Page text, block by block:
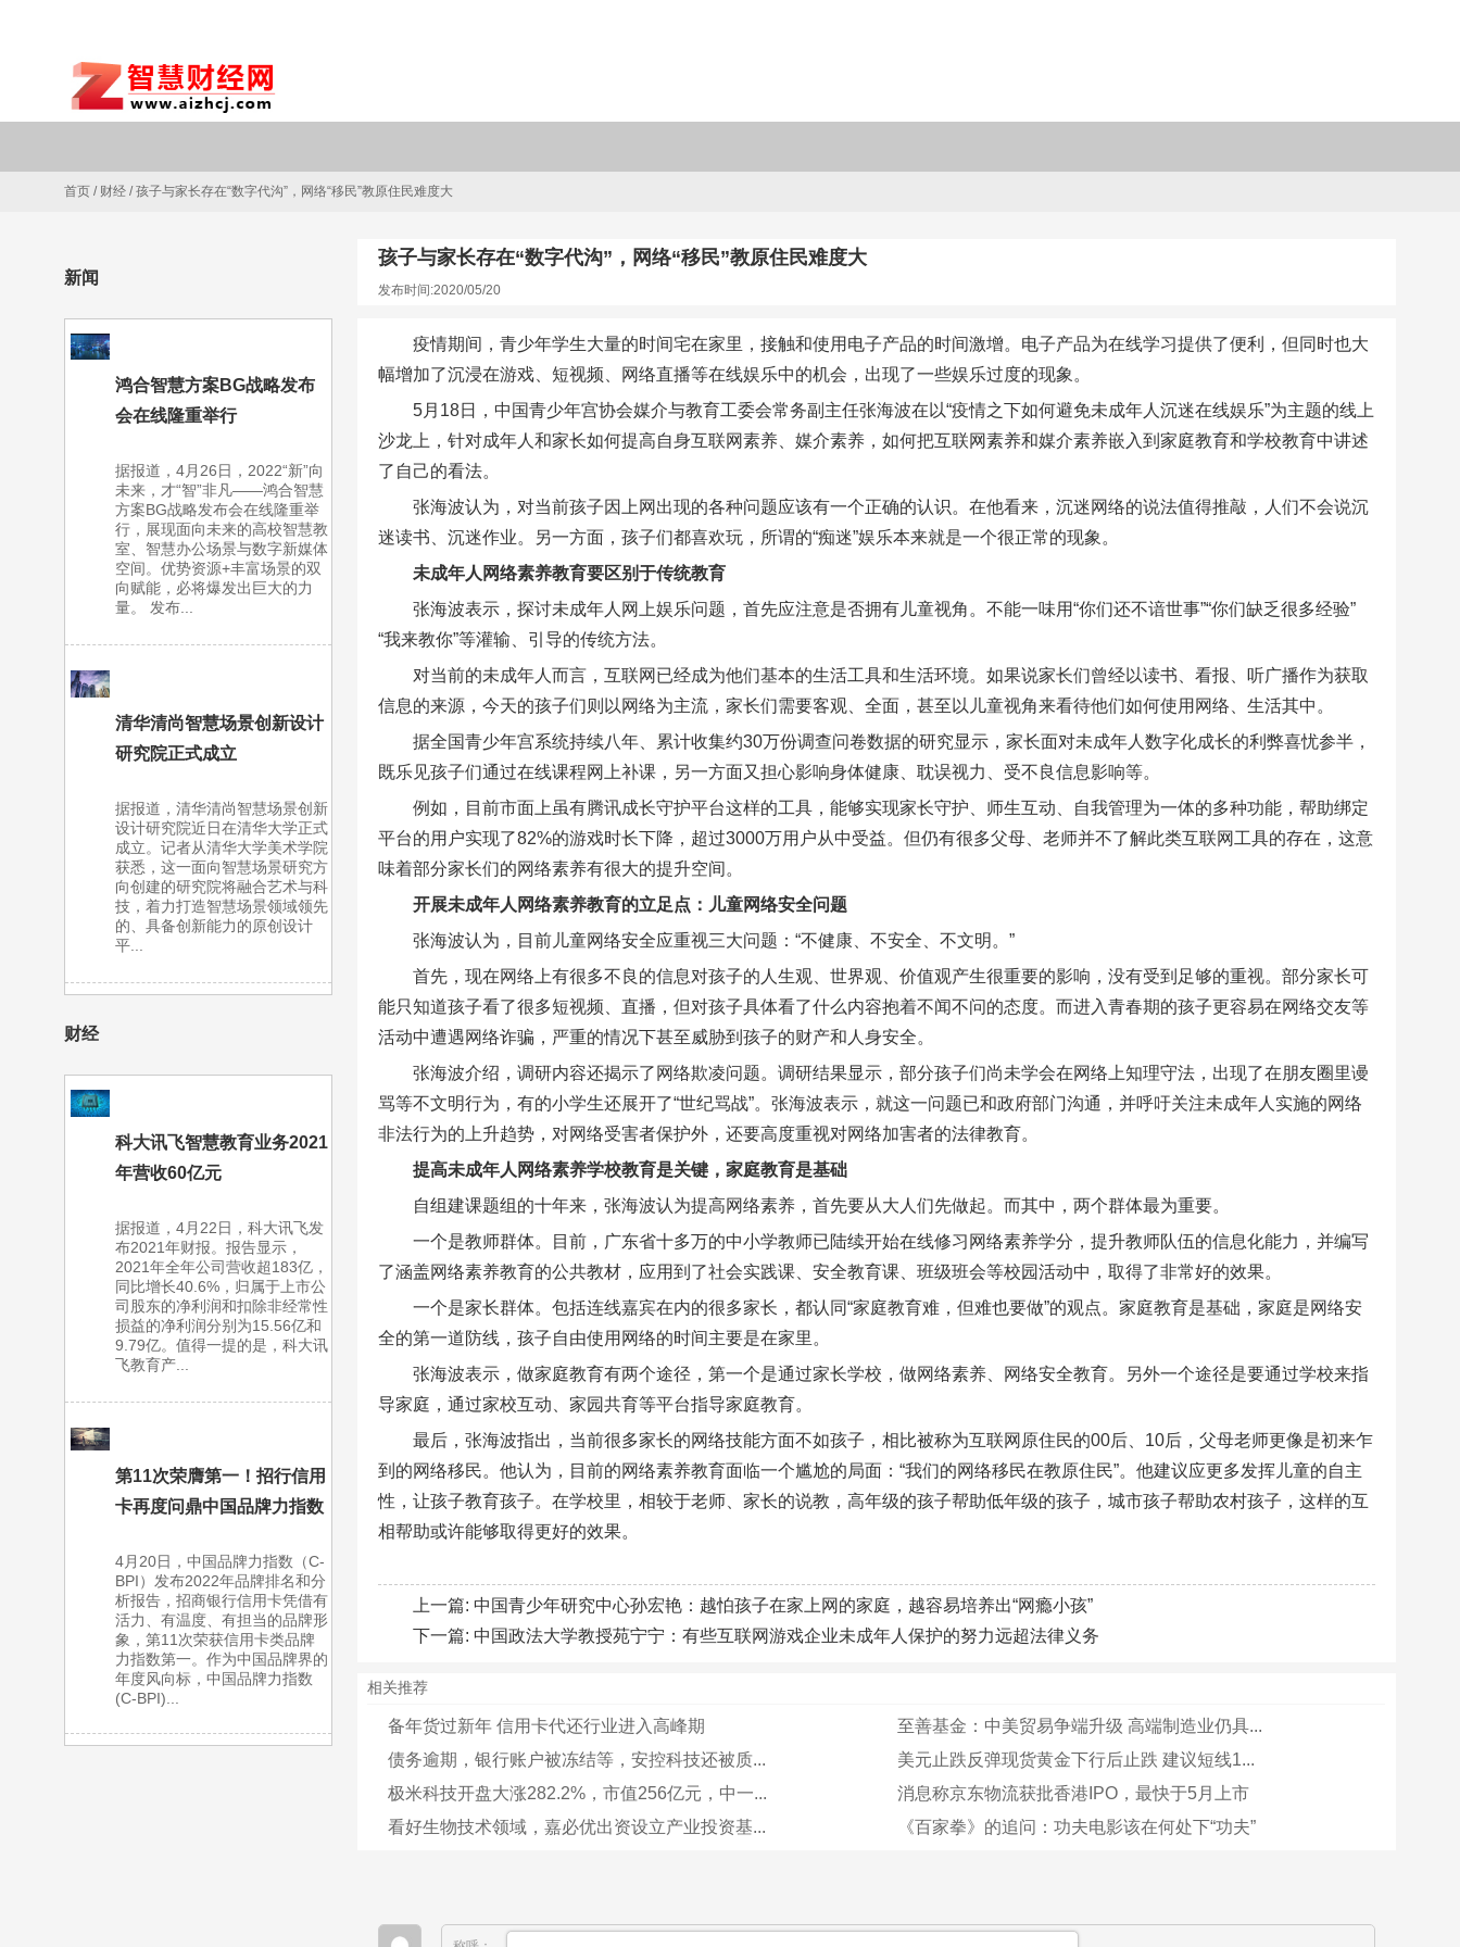
首页 / 财经 /孩子与家长存在“数字代沟”，网络“移民”教原住民难度大
新闻
鸿合智慧方案BG战略发布
会在线隆重举行
据报道，4月26日，2022“新”向
未来，才“智”非凡——鸿合智慧
方案BG战略发布会在线隆重举
行，展现面向未来的高校智慧教
室、智慧办公场景与数字新媒体
空间。优势资源+丰富场景的双
向赋能，必将爆发出巨大的力
量。 发布...
清华清尚智慧场景创新设计
研究院正式成立
据报道，清华清尚智慧场景创新
设计研究院近日在清华大学正式
成立。记者从清华大学美术学院
获悉，这一面向智慧场景研究方
向创建的研究院将融合艺术与科
技，着力打造智慧场景领域领先
的、具备创新能力的原创设计
平...
财经
科大讯飞智慧教育业务2021
年营收60亿元
据报道，4月22日，科大讯飞发
布2021年财报。报告显示，
2021年全年公司营收超183亿，
同比增长40.6%，归属于上市公
司股东的净利润和扣除非经常性
损益的净利润分别为15.56亿和
9.79亿。值得一提的是，科大讯
飞教育产...
第11次荣膺第一！招行信用
卡再度问鼎中国品牌力指数
4月20日，中国品牌力指数（C-
BPI）发布2022年品牌排名和分
析报告，招商银行信用卡凭借有
活力、有温度、有担当的品牌形
象，第11次荣获信用卡类品牌
力指数第一。作为中国品牌界的
年度风向标，中国品牌力指数
(C-BPI)...
孩子与家长存在“数字代沟”，网络“移民”教原住民难度大
发布时间:2020/05/20
疫情期间，青少年学生大量的时间宅在家里，接触和使用电子产品的时间激增。电子产品为在线学习提供了便利，但同时也大
幅增加了沉浸在游戏、短视频、网络直播等在线娱乐中的机会，出现了一些娱乐过度的现象。
5月18日，中国青少年宫协会媒介与教育工委会常务副主任张海波在以“疫情之下如何避免未成年人沉迷在线娱乐”为主题的线上
沙龙上，针对成年人和家长如何提高自身互联网素养、媒介素养，如何把互联网素养和媒介素养嵌入到家庭教育和学校教育中讲述
了自己的看法。
张海波认为，对当前孩子因上网出现的各种问题应该有一个正确的认识。在他看来，沉迷网络的说法值得推敲，人们不会说沉
迷读书、沉迷作业。另一方面，孩子们都喜欢玩，所谓的“痴迷”娱乐本来就是一个很正常的现象。
未成年人网络素养教育要区别于传统教育
张海波表示，探讨未成年人网上娱乐问题，首先应注意是否拥有儿童视角。不能一味用“你们还不谙世事”“你们缺乏很多经验”
“我来教你”等灌输、引导的传统方法。
对当前的未成年人而言，互联网已经成为他们基本的生活工具和生活环境。如果说家长们曾经以读书、看报、听广播作为获取
信息的来源，今天的孩子们则以网络为主流，家长们需要客观、全面，甚至以儿童视角来看待他们如何使用网络、生活其中。
据全国青少年宫系统持续八年、累计收集约30万份调查问卷数据的研究显示，家长面对未成年人数字化成长的利弊喜忧参半，
既乐见孩子们通过在线课程网上补课，另一方面又担心影响身体健康、耽误视力、受不良信息影响等。
例如，目前市面上虽有腾讯成长守护平台这样的工具，能够实现家长守护、师生互动、自我管理为一体的多种功能，帮助绑定
平台的用户实现了82%的游戏时长下降，超过3000万用户从中受益。但仍有很多父母、老师并不了解此类互联网工具的存在，这意
味着部分家长们的网络素养有很大的提升空间。
开展未成年人网络素养教育的立足点：儿童网络安全问题
张海波认为，目前儿童网络安全应重视三大问题：“不健康、不安全、不文明。”
首先，现在网络上有很多不良的信息对孩子的人生观、世界观、价值观产生很重要的影响，没有受到足够的重视。部分家长可
能只知道孩子看了很多短视频、直播，但对孩子具体看了什么内容抱着不闻不问的态度。而进入青春期的孩子更容易在网络交友等
活动中遭遇网络诈骗，严重的情况下甚至威胁到孩子的财产和人身安全。
张海波介绍，调研内容还揭示了网络欺凌问题。调研结果显示，部分孩子们尚未学会在网络上知理守法，出现了在朋友圈里谩
骂等不文明行为，有的小学生还展开了“世纪骂战”。张海波表示，就这一问题已和政府部门沟通，并呼吁关注未成年人实施的网络
非法行为的上升趋势，对网络受害者保护外，还要高度重视对网络加害者的法律教育。
提高未成年人网络素养学校教育是关键，家庭教育是基础
自组建课题组的十年来，张海波认为提高网络素养，首先要从大人们先做起。而其中，两个群体最为重要。
一个是教师群体。目前，广东省十多万的中小学教师已陆续开始在线修习网络素养学分，提升教师队伍的信息化能力，并编写
了涵盖网络素养教育的公共教材，应用到了社会实践课、安全教育课、班级班会等校园活动中，取得了非常好的效果。
一个是家长群体。包括连线嘉宾在内的很多家长，都认同“家庭教育难，但难也要做”的观点。家庭教育是基础，家庭是网络安
全的第一道防线，孩子自由使用网络的时间主要是在家里。
张海波表示，做家庭教育有两个途径，第一个是通过家长学校，做网络素养、网络安全教育。另外一个途径是要通过学校来指
导家庭，通过家校互动、家园共育等平台指导家庭教育。
最后，张海波指出，当前很多家长的网络技能方面不如孩子，相比被称为互联网原住民的00后、10后，父母老师更像是初来乍
到的网络移民。他认为，目前的网络素养教育面临一个尴尬的局面：“我们的网络移民在教原住民”。他建议应更多发挥儿童的自主
性，让孩子教育孩子。在学校里，相较于老师、家长的说教，高年级的孩子帮助低年级的孩子，城市孩子帮助农村孩子，这样的互
相帮助或许能够取得更好的效果。
上一篇: 中国青少年研究中心孙宏艳：越怕孩子在家上网的家庭，越容易培养出“网瘾小孩”
下一篇: 中国政法大学教授苑宁宁：有些互联网游戏企业未成年人保护的努力远超法律义务
相关推荐
备年货过新年 信用卡代还行业进入高峰期
至善基金：中美贸易争端升级 高端制造业仍具...
债务逾期，银行账户被冻结等，安控科技还被质...
美元止跌反弹现货黄金下行后止跌 建议短线1...
极米科技开盘大涨282.2%，市值256亿元，中一...
消息称京东物流获批香港IPO，最快于5月上市
看好生物技术领域，嘉必优出资设立产业投资基...
《百家拳》的追问：功夫电影该在何处下“功夫”